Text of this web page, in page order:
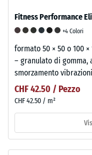
Fitness Performance
+4 Colori
formato 50 × 50 o 100
– granulato di gomma,
smorzamento vibrazioni
CHF 42.50 / Pezzo
CHF 42.50 / m²